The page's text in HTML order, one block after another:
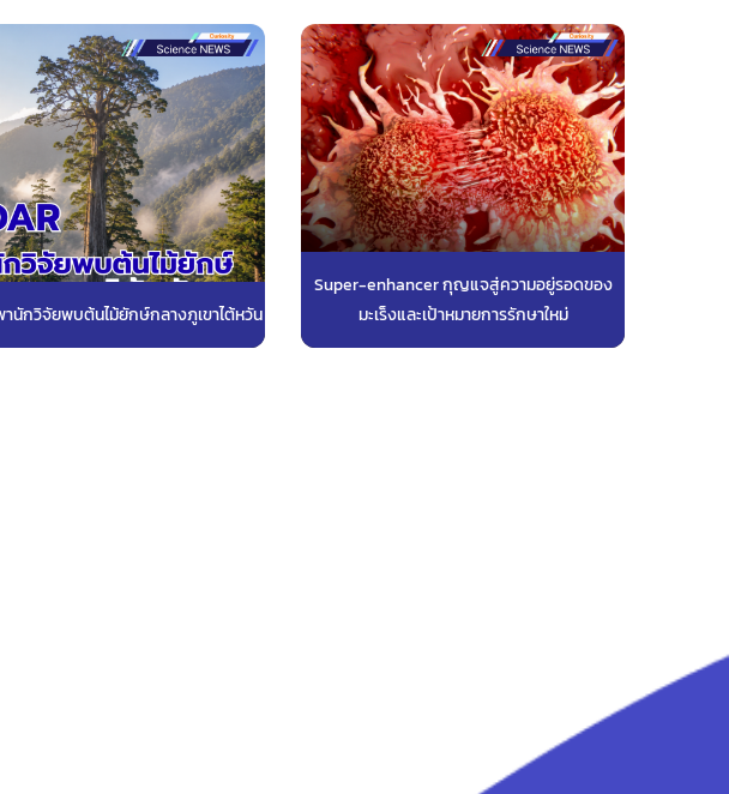
านักวิจัยพบต้นไม้ยักษ์กลางภูเขาไต้หวัน
Super-enhancer กุญแจสู่ความอยู่รอดของ
มะเร็งและเป้าหมายการรักษาใหม่